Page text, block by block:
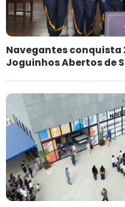
Navegantes conquista
Joguinhos Abertos de